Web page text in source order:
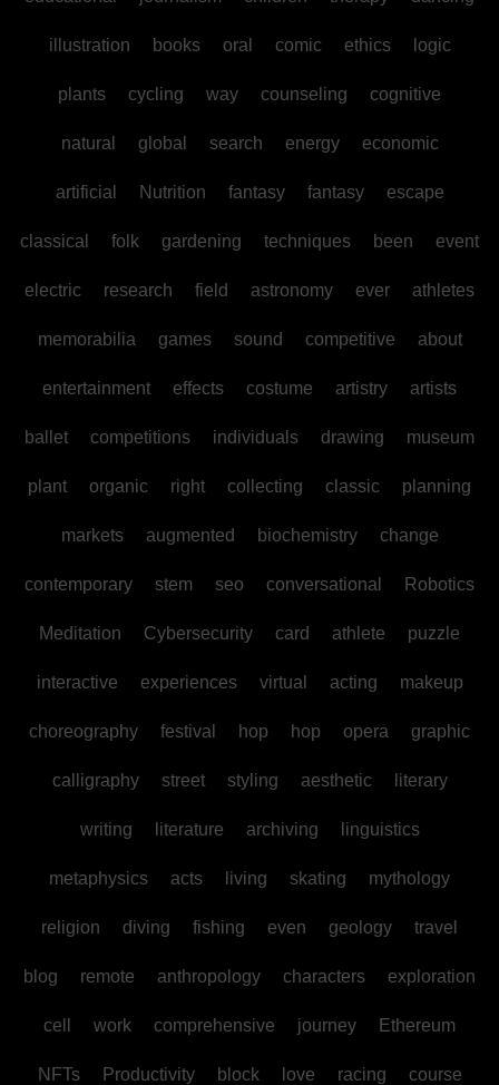
illustration books oral comic ethics logic
plants cycling way counseling cognitive
natural global search energy economic
artificial Nutrition fantasy fantasy escape
classical folk gardening techniques been event
electric research field astronomy ever athletes
memorabilia games sound competitive about
entertainment effects costume artistry artists
ballet competitions individuals drawing museum
plant organic right collecting classic planning
markets augmented biochemistry change
contemporary stem seo conversational Robotics
Meditation Cybersecurity card athlete puzzle
interactive experiences virtual acting makeup
choreography festival hop hop opera graphic
calligraphy street styling aesthetic literary
writing literature archiving linguistics
metaphysics acts living skating mythology
religion diving fishing even geology travel
blog remote anthropology characters exploration
cell work comprehensive journey Ethereum
NFTs Productivity block love racing course